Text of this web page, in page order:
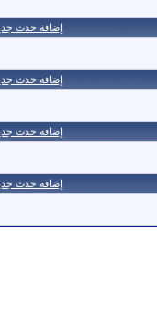
إضافة حدث
إضافة حدث
إضافة حدث
إضافة حدث